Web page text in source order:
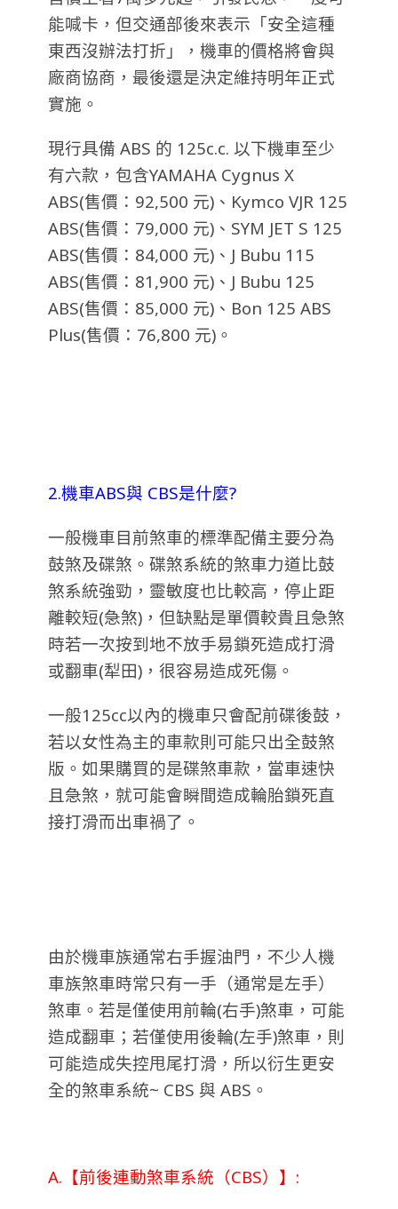
能喊卡，但交通部後來表示「安全這種
東西沒辦法打折」，機車的價格將會與
廠商協商，最後還是決定維持明年正式
實施。
現行具備 ABS 的 125c.c. 以下機車至少
有六款，包含YAMAHA Cygnus X
ABS(售價：92,500 元)、Kymco VJR 125
ABS(售價：79,000 元)、SYM JET S 125
ABS(售價：84,000 元)、J Bubu 115
ABS(售價：81,900 元)、J Bubu 125
ABS(售價：85,000 元)、Bon 125 ABS
Plus(售價：76,800 元)。
2.機車ABS與 CBS是什麼?
一般機車目前煞車的標準配備主要分為
鼓煞及碟煞。碟煞系統的煞車力道比鼓
煞系統強勁，靈敏度也比較高，停止距
離較短(急煞)，但缺點是單價較貴且急煞
時若一次按到地不放手易鎖死造成打滑
或翻車(犁田)，很容易造成死傷。
一般125cc以內的機車只會配前碟後鼓，
若以女性為主的車款則可能只出全鼓煞
版。如果購買的是碟煞車款，當車速快
且急煞，就可能會瞬間造成輪胎鎖死直
接打滑而出車禍了。
由於機車族通常右手握油門，不少人機
車族煞車時常只有一手（通常是左手）
煞車。若是僅使用前輪(右手)煞車，可能
造成翻車；若僅使用後輪(左手)煞車，則
可能造成失控甩尾打滑，所以衍生更安
全的煞車系統~ CBS 與 ABS。
A.【前後連動煞車系統（CBS）】: